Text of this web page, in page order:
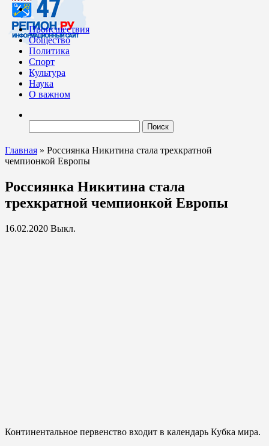
Происшествия
Общество
Политика
Спорт
Культура
Наука
О важном
Главная » Россиянка Никитина стала трехкратной
чемпионкой Европы
Россиянка Никитина стала
трехкратной чемпионкой Европы
16.02.2020 Выкл.
Континентальное первенство входит в календарь Кубка мира.